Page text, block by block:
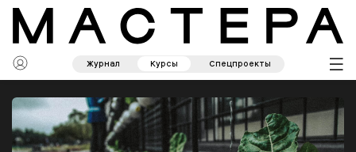
Журнал Курсы Спецпроекты